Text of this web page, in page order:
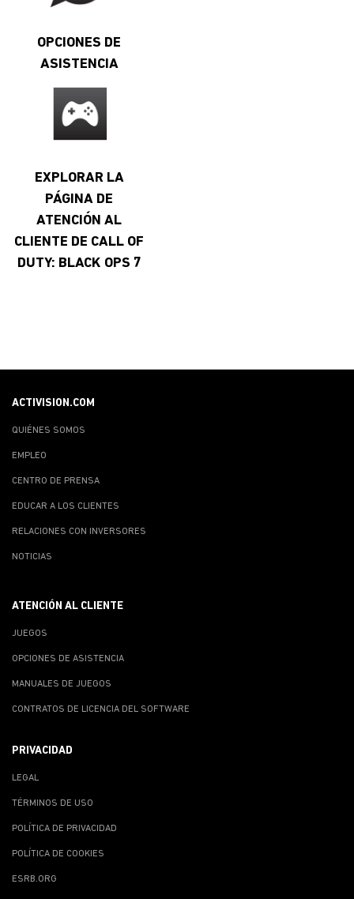
OPCIONES DE
ASISTENCIA
EXPLORAR LA
PÁGINA DE
ATENCIÓN AL
CLIENTE DE CALL OF
DUTY: BLACK OPS 7
ACTIVISION.COM
QUIÉNES SOMOS
EMPLEO
CENTRO DE PRENSA
EDUCAR A LOS CLIENTES
RELACIONES CON INVERSORES
NOTICIAS
ATENCIÓN AL CLIENTE
JUEGOS
OPCIONES DE ASISTENCIA
MANUALES DE JUEGOS
CONTRATOS DE LICENCIA DEL SOFTWARE
PRIVACIDAD
LEGAL
TÉRMINOS DE USO
POLÍTICA DE PRIVACIDAD
POLÍTICA DE COOKIES
ESRB.ORG